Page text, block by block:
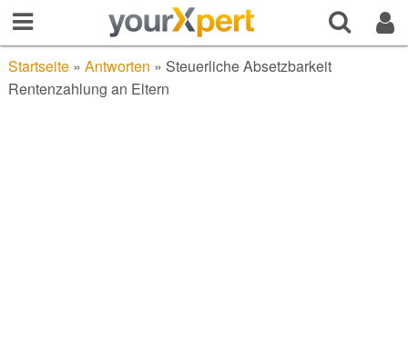
Startseite» Antworten » Steuerliche Absetzbarkeit
Rentenzahlung an Eltern